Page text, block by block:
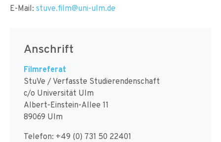
E-Mail: stuve.film@uni-ulm.de
Anschrift
Filmreferat
StuVe / Verfasste Studierendenschaft
c/o Universität Ulm
Albert-Einstein-Allee 11
89069 Ulm
Telefon: +49 (0) 731 50 22401